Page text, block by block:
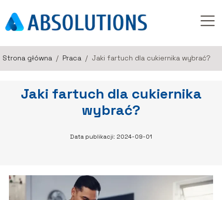
Strona główna / Praca / Jaki fartuch dla cukiernika wybrać?
Jaki fartuch dla cukiernika
wybrać?
Data publikacji: 2024-09-01